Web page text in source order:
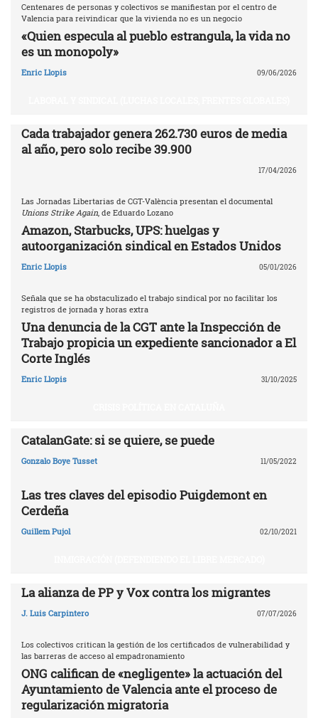
Centenares de personas y colectivos se manifiestan por el centro de
Valencia para reivindicar que la vivienda no es un negocio
«Quien especula al pueblo estrangula, la vida no
es un monopoly»
Enric Llopis 09/06/2026
Cada trabajador genera 262.730 euros de media
al año, pero solo recibe 39.900
17/04/2026
Las Jornadas Libertarias de CGT-València presentan el documental
Unions Strike Again , de Eduardo Lozano
Amazon, Starbucks, UPS: huelgas y
autoorganización sindical en Estados Unidos
Enric Llopis 05/01/2026
Señala que se ha obstaculizado el trabajo sindical por no facilitar los
registros de jornada y horas extra
Una denuncia de la CGT ante la Inspección de
Trabajo propicia un expediente sancionador a El
Corte Inglés
Enric Llopis 31/10/2025
CatalanGate: si se quiere, se puede
Gonzalo Boye Tusset 11/05/2022
Las tres claves del episodio Puigdemont en
Cerdeña
Guillem Pujol 02/10/2021
La alianza de PP y Vox contra los migrantes
J. Luis Carpintero 07/07/2026
Los colectivos critican la gestión de los certificados de vulnerabilidad y
las barreras de acceso al empadronamiento
ONG califican de «negligente» la actuación del
Ayuntamiento de Valencia ante el proceso de
regularización migratoria